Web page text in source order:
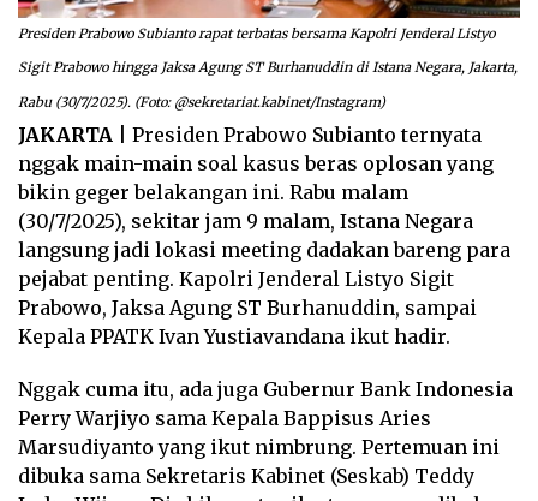
Presiden Prabowo Subianto rapat terbatas bersama Kapolri Jenderal Listyo
Sigit Prabowo hingga Jaksa Agung ST Burhanuddin di Istana Negara, Jakarta,
Rabu (30/7/2025). (Foto: @sekretariat.kabinet/Instagram)
JAKARTA
| Presiden Prabowo Subianto ternyata
nggak main-main soal kasus beras oplosan yang
bikin geger belakangan ini. Rabu malam
(30/7/2025), sekitar jam 9 malam, Istana Negara
langsung jadi lokasi meeting dadakan bareng para
pejabat penting. Kapolri Jenderal Listyo Sigit
Prabowo, Jaksa Agung ST Burhanuddin, sampai
Kepala PPATK Ivan Yustiavandana ikut hadir.
Nggak cuma itu, ada juga Gubernur Bank Indonesia
Perry Warjiyo sama Kepala Bappisus Aries
Marsudiyanto yang ikut nimbrung. Pertemuan ini
dibuka sama Sekretaris Kabinet (Seskab) Teddy